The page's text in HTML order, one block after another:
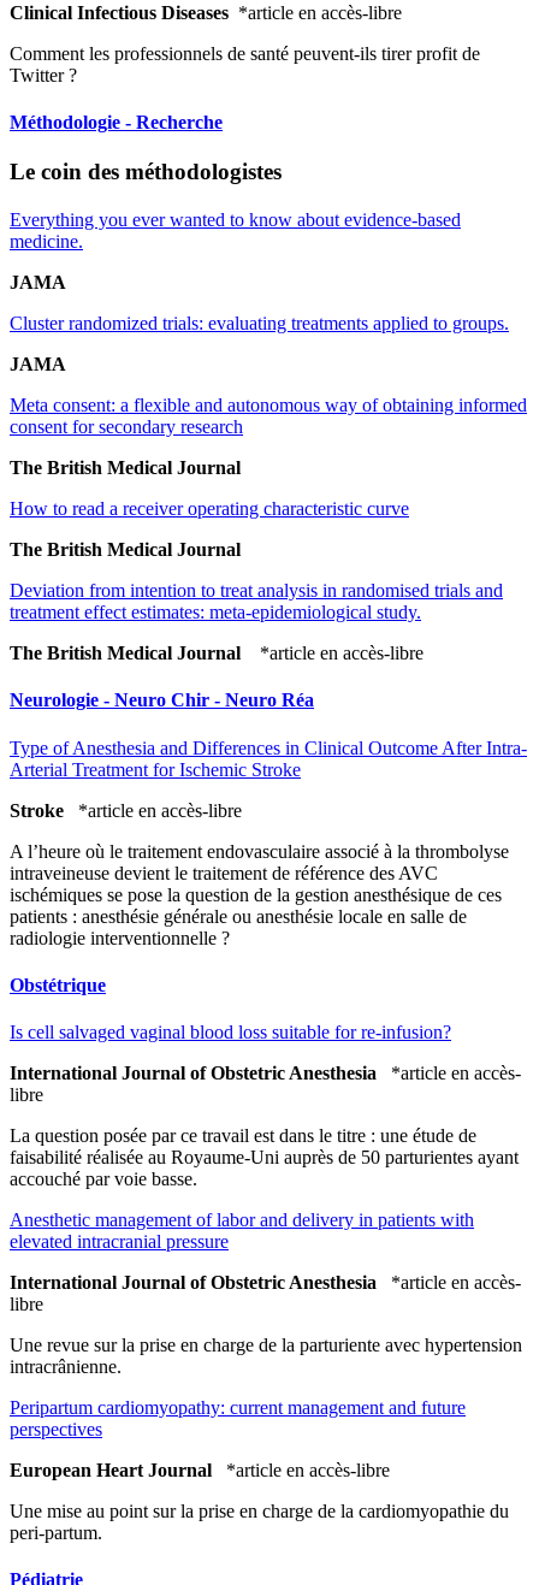
Clinical Infectious Diseases *article en accès-libre
Comment les professionnels de santé peuvent-ils tirer profit de
Twitter ?
Méthodologie - Recherche
Le coin des méthodologistes
Everything you ever wanted to know about evidence-based
medicine.
JAMA
Cluster randomized trials: evaluating treatments applied to groups.
JAMA
Meta consent: a flexible and autonomous way of obtaining informed
consent for secondary research
The British Medical Journal
How to read a receiver operating characteristic curve
The British Medical Journal
Deviation from intention to treat analysis in randomised trials and
treatment effect estimates: meta-epidemiological study.
The British Medical Journal
*article en accès-libre
Neurologie - Neuro Chir - Neuro Réa
Type of Anesthesia and Differences in Clinical Outcome After Intra-
Arterial Treatment for Ischemic Stroke
Stroke
*article en accès-libre
A l’heure où le traitement endovasculaire associé à la thrombolyse
intraveineuse devient le traitement de référence des AVC
ischémiques se pose la question de la gestion anesthésique de ces
patients : anesthésie générale ou anesthésie locale en salle de
radiologie interventionnelle ?
Obstétrique
Is cell salvaged vaginal blood loss suitable for re-infusion?
International Journal of Obstetric Anesthesia
*article en accès-
libre
La question posée par ce travail est dans le titre : une étude de
faisabilité réalisée au Royaume-Uni auprès de 50 parturientes ayant
accouché par voie basse.
Anesthetic management of labor and delivery in patients with
elevated intracranial pressure
International Journal of Obstetric Anesthesia
*article en accès-
libre
Une revue sur la prise en charge de la parturiente avec hypertension
intracrânienne.
Peripartum cardiomyopathy: current management and future
perspectives
European Heart Journal
*article en accès-libre
Une mise au point sur la prise en charge de la cardiomyopathie du
peri-partum.
Pédiatrie